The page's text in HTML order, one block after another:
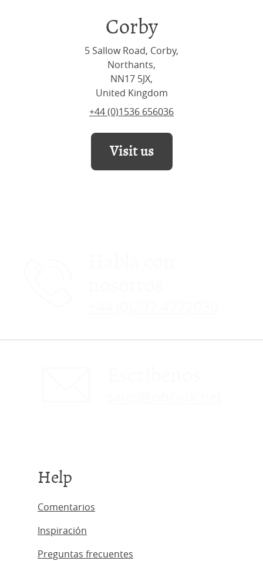
Corby
5 Sallow Road, Corby,
Northants,
NN17 5JX,
United Kingdom
+44 (0)1536 656036
Visit us
Help
Comentarios
Inspiración
Preguntas frecuentes